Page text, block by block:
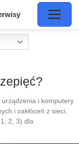
urządzenia i komputery
i zakłóceń z sieci.
2, 3) dla